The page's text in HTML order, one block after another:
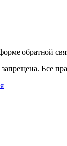
обратной
запрещена. Все